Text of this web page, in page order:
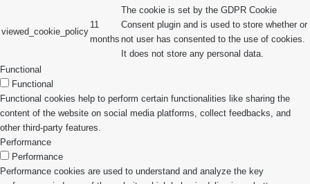
viewed_cookie_policy
11
months
The cookie is set by the GDPR Cookie
Consent plugin and is used to store whether or
not user has consented to the use of cookies.
It does not store any personal data.
Functional
Functional
Functional cookies help to perform certain functionalities like sharing the
content of the website on social media platforms, collect feedbacks, and
other third-party features.
Performance
Performance
Performance cookies are used to understand and analyze the key